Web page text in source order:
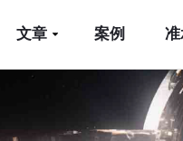
文章 案例